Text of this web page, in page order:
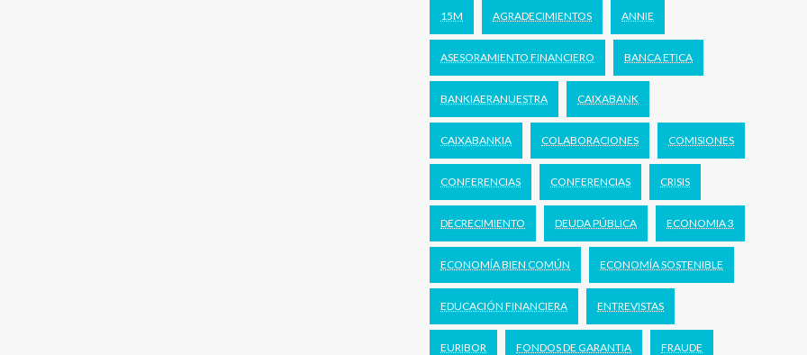
15M AGRADECIMIENTOS ANNIE
ASESORAMIENTO FINANCIERO BANCA ETICA
BANKIAERANUESTRA CAIXABANK
CAIXABANKIA COLABORACIONES COMISIONES
CONFERENCIAS CONFERENCIAS CRISIS
DECRECIMIENTO DEUDA PÚBLICA ECONOMIA 3
ECONOMÍA BIEN COMÚN ECONOMÍA SOSTENIBLE
EDUCACIÓN FINANCIERA ENTREVISTAS
EURIBOR FONDOS DE GARANTIA FRAUDE